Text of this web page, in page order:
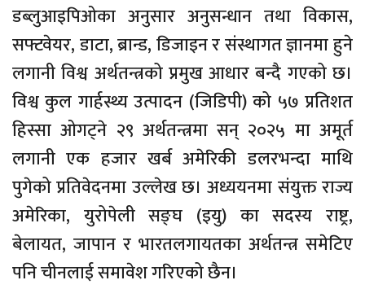
डब्लुआइपिओका अनुसार अनुसन्धान तथा विकास,
सफ्टवेयर, डाटा, ब्रान्ड, डिजाइन र संस्थागत ज्ञानमा हुने
लगानी विश्व अर्थतन्त्रको प्रमुख आधार बन्दै गएको छ।
विश्व कुल गार्हस्थ्य उत्पादन (जिडिपी) को ५७ प्रतिशत
हिस्सा ओगट्ने २९ अर्थतन्त्रमा सन् २०२५ मा अमूर्त
लगानी एक हजार खर्ब अमेरिकी डलरभन्दा माथि
पुगेको प्रतिवेदनमा उल्लेख छ। अध्ययनमा संयुक्त राज्य
अमेरिका, युरोपेली सङ्घ (इयु) का सदस्य राष्ट्र,
बेलायत, जापान र भारतलगायतका अर्थतन्त्र समेटिए
पनि चीनलाई समावेश गरिएको छैन।